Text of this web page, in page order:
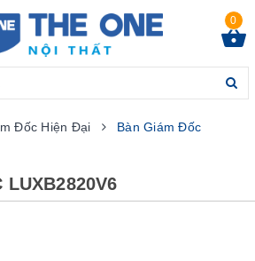
0
Đốc Hiện Đại
Bàn Giám Đốc